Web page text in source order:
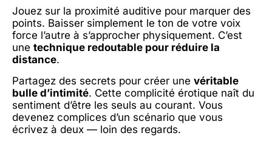
Jouez sur la proximité auditive pour marquer des
points. Baisser simplement le ton de votre voix
force l’autre à s’approcher physiquement. C’est
une technique redoutable pour réduire la
distance.
Partagez des secrets pour créer une véritable
bulle d’intimité. Cette complicité érotique naît du
sentiment d’être les seuls au courant. Vous
devenez complices d’un scénario que vous
écrivez à deux — loin des regards.